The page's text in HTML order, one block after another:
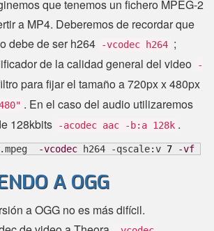
que tenemos un fichero MPEG-2
a MP4. Deberemos de recordar que
debe de ser h264
-vcodec h264 ;
de la calidad general del video
-
para fijar el tamaño a 720px x 480px
. En el caso del audio utilizaremos
128kbits
-acodec aac -b:a 128k .
-vcodec h264 -qscale:v 7 -vf
A OGG
a OGG no es más difícil.